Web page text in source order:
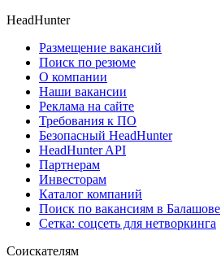
HeadHunter
Размещение вакансий
Поиск по резюме
О компании
Наши вакансии
Реклама на сайте
Требования к ПО
Безопасный HeadHunter
HeadHunter API
Партнерам
Инвесторам
Каталог компаний
Поиск по вакансиям в Балашове
Сетка: соцсеть для нетворкинга
Соискателям